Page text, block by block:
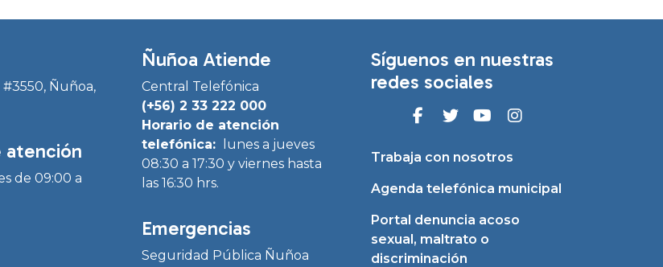
#3550, Ñuñoa,
atención
de 09:00 a
Ñuñoa Atiende
Central Telefónica
(+56) 2 33 222 000
Horario de atención
telefónica:
lunes a jueves
08:30 a 17:30 y viernes hasta
las 16:30 hrs.
Emergencias
Seguridad Pública Ñuñoa
Síguenos en nuestras
redes sociales
Trabaja con nosotros
Agenda telefónica municipal
Portal denuncia acoso
sexual, maltrato o
discriminación